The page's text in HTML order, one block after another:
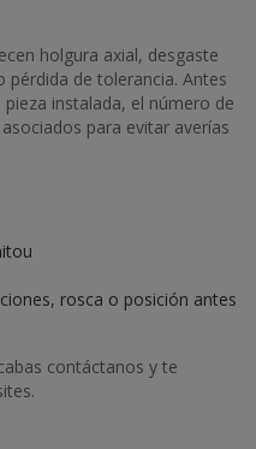
holgura axial, desgaste
de tolerancia. Antes
instalada, el número de
para evitar averías
rosca o posición antes
contáctanos y te